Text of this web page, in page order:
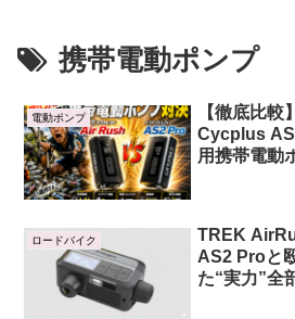
携帯電動ポンプ
電動ポンプ
【徹底比
Cycplus
用携帯電動
ロードバイク
TREK
AS2 Proと
た“実力”全